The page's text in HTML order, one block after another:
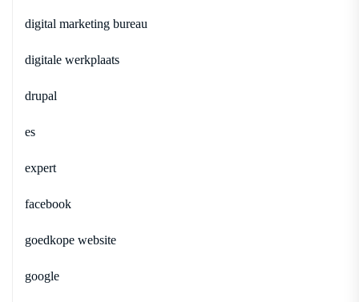
digital marketing bureau
digitale werkplaats
drupal
es
expert
facebook
goedkope website
google